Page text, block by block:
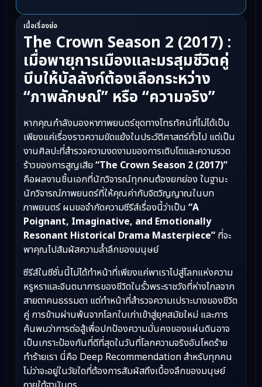
เนื้อเรื่องย่อ
The Crown Season 2 (2017) :
เมื่อพายุการเมืองและมรสุมชีวิตคู่
บีบให้บัลลังก์ต้องเลือกระหว่าง
“ภาพลักษณ์” หรือ “ความจริง”
หากคุณกำลังมองหาภาพยนตร์ชุดทางโทรทัศน์ที่ไม่ได้เป็น
เพียงแค่เรื่องราวความขัดแย้งในประวัติศาสตร์ทั่วไป แต่เป็น
งานศิลปะที่สำรวจความงดงามของการเติบโตและความรวด
ร้าวของการสูญเสีย“The Crown Season 2 (2017)”
คือผลงานชิ้นเอกที่นักวิจารณ์ทุกคนต้องยกย่อง ในฐานะ
นักวิจารณ์ภาพยนตร์ที่ให้คุณค่ากับจิตวิญญาณในบท
ภาพยนตร์ ผมขอจำกัดความซีรีส์เรื่องนี้ว่าเป็น “A
Poignant, Imaginative, and Emotionally
Resonant Historical Drama Masterpiece” ที่จะ
พาคุณไปสัมผัสความล้ำลึกของมนุษย์
ซีรีส์ในซีซั่นนี้ไม่ได้ทำหน้าที่เพียงแค่พาเราไปสู่โลกแห่งความ
หรูหราและจินตนาการของชีวิตในรั้วพระราชวังที่ห่างไกลจาก
สายตาคนธรรมดา แต่ทำหน้าที่สำรวจความเปราะบางของชีวิต
คู่ การข้ามผ่านพ้นจากโลกใบเก่าเข้าสู่ยุคสมัยใหม่ และการ
ค้นพบว่าการต่อสู้เพื่อปกป้องความมั่นคงของแผ่นดินอาจ
เป็นเกราะป้องกันที่ดีที่สุดในวันที่โลกความจริงอันโหดร้าย
ทำร้ายเรา นี่คือ Deep Recommendation สำหรับทุกคน
ไม่ว่าจะอยู่ในวัยใดที่ต้องการสัมผัสถึงเบื้องลึกของมนุษย์